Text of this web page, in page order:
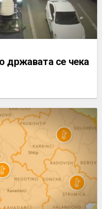
државата се чека